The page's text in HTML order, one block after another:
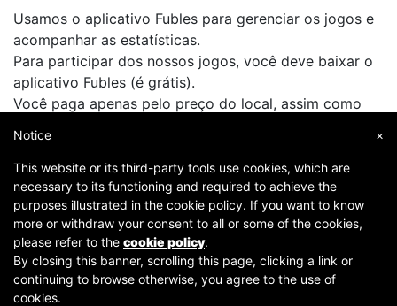
Usamos o aplicativo Fubles para gerenciar os jogos e
acompanhar as estatísticas.
Para participar dos nossos jogos, você deve baixar o
aplicativo Fubles (é grátis).
Você paga apenas pelo preço do local, assim como
Copyright © 2007-2026 Fubles Srl, Via Disciplini 18, 20123 Milano - CF/P.IVA 06769730968 - Capitale
×
Notice
This website or its third-party tools use cookies, which are
necessary to its functioning and required to achieve the
purposes illustrated in the cookie policy. If you want to know
more or withdraw your consent to all or some of the cookies,
please refer to the cookie policy.
By closing this banner, scrolling this page, clicking a link or
continuing to browse otherwise, you agree to the use of
cookies.